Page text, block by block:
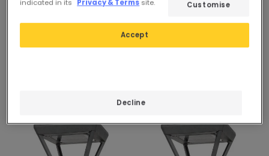
EXPERT
Lampione LED 40W
LUMISTYLE LUMILEDS PHILIPS
Xitanium
EXPERT
Lampione LED 60W
LUMISTYLE LUMILEDS PHILIPS
Xitanium
indicated in its
Privacy & Terms site.
Decline
Accept
Customise